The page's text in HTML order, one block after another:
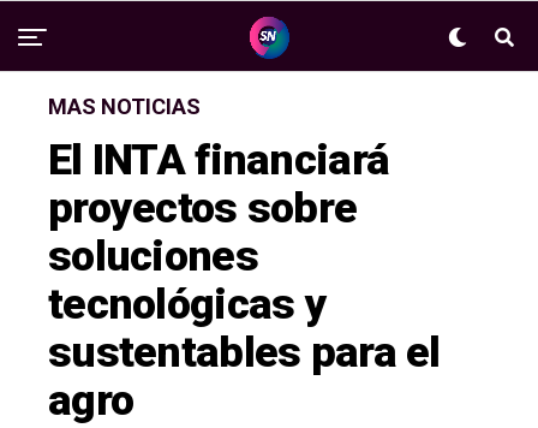
MAS NOTICIAS
El INTA financiará
proyectos sobre
soluciones
tecnológicas y
sustentables para el
agro